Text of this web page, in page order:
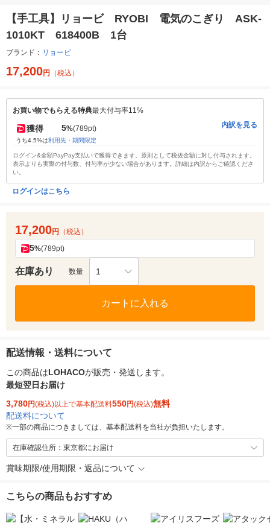
【手工具】リョービ RYOBI 電気のこぎり ASK-
1010KT 618400B 1台
ブランド： リョービ
17,200円 （税込）
お買い物でもらえる特典最大付与率11%
獲得 5%(789pt)
うち4.5%は利用先・期間限定
内訳を見る
ログイン&全額PayPay支払いで獲得できます。原則として税抜金額に対し付与されます。
表示よりも実際の付与数、付与率が少ない場合があります。詳細は内訳からご確認くださ
い。
ログインはこちら
17,200円 （税込）
5%(789pt)
在庫あり 数量 1
カートに入れる
配送情報・送料について
この商品はLOHACOが販売・発送します。
最短翌日お届け
3,780円(税込)以上で基本配送料550円(税込)無料
配送料について
※一部の商品につきましては、基本配送料を当社が負担いたします。
在庫確認住所：東京都にお届け
賞味期限/使用期限・返品について
こちらの商品もおすすめ